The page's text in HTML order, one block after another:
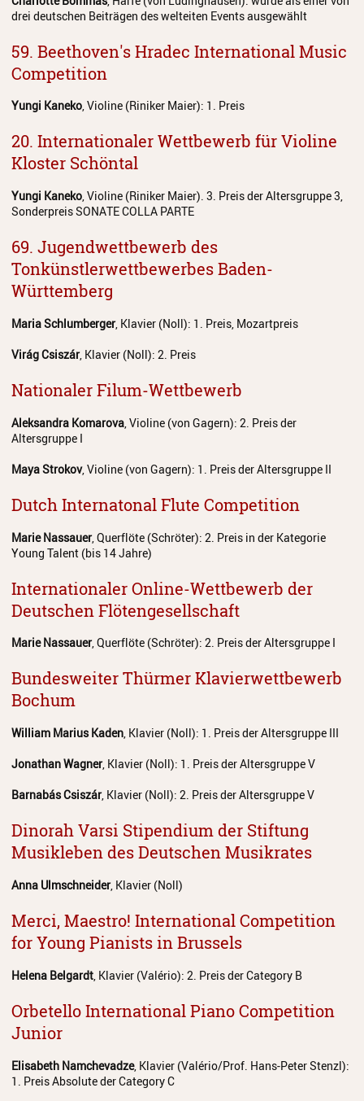
drei deutschen Beiträgen des welteiten Events ausgewählt
59. Beethoven's Hradec International Music
Competition
Yungi Kaneko, Violine (Riniker Maier): 1. Preis
20. Internationaler Wettbewerb für Violine
Kloster Schöntal
Yungi Kaneko, Violine (Riniker Maier). 3. Preis der Altersgruppe 3,
Sonderpreis SONATE COLLA PARTE
69. Jugendwettbewerb des
Tonkünstlerwettbewerbes Baden-
Württemberg
Maria Schlumberger, Klavier (Noll): 1. Preis, Mozartpreis
Virág Csiszár, Klavier (Noll): 2. Preis
Nationaler Filum-Wettbewerb
Aleksandra Komarova , Violine (von Gagern): 2. Preis der
Altersgruppe I
Maya Strokov, Violine (von Gagern): 1. Preis der Altersgruppe II
Dutch Internatonal Flute Competition
Marie Nassauer, Querflöte (Schröter): 2. Preis in der Kategorie
Young Talent (bis 14 Jahre)
Internationaler Online-Wettbewerb der
Deutschen Flötengesellschaft
Marie Nassauer, Querflöte (Schröter): 2. Preis der Altersgruppe I
Bundesweiter Thürmer Klavierwettbewerb
Bochum
William Marius Kaden, Klavier (Noll): 1. Preis der Altersgruppe III
Jonathan Wagner, Klavier (Noll): 1. Preis der Altersgruppe V
Barnabás Csiszár, Klavier (Noll): 2. Preis der Altersgruppe V
Dinorah Varsi Stipendium der Stiftung
Musikleben des Deutschen Musikrates
Anna Ulmschneider, Klavier (Noll)
Merci, Maestro! International Competition
for Young Pianists in Brussels
Helena Belgardt , Klavier (Valério): 2. Preis der Category B
Orbetello International Piano Competition
Junior
Elisabeth Namchevadze, Klavier (Valério/Prof. Hans-Peter Stenzl):
1. Preis Absolute der Category C